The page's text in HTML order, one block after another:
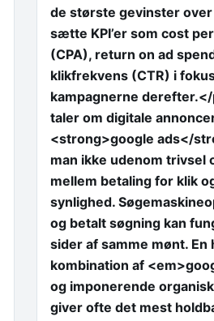
de største gevinster
sætte KPI’er som cost
(CPA), return on ad
klikfrekvens (CTR) i
kampagnerne
taler om digitale
<strong>google ads</
man ikke udenom trivsel
mellem betaling for klik
synlighed.
og betalt søgning kan
sider af samme mønt. En
kombination af
og imponerende
giver ofte det mest